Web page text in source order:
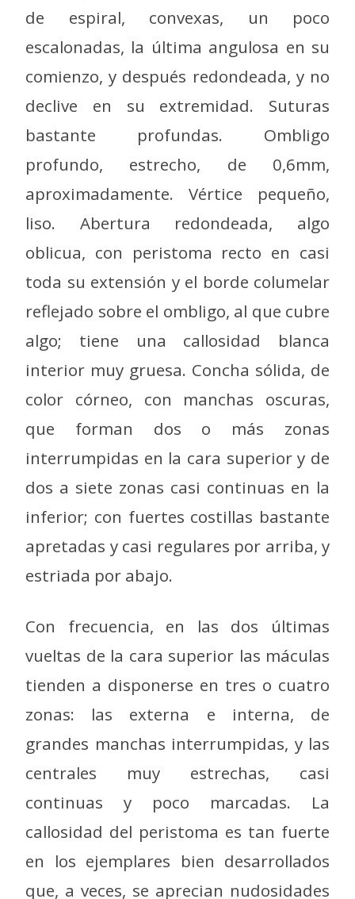
de espiral, convexas, un poco
escalonadas, la última angulosa en su
comienzo, y después redondeada, y no
declive en su extremidad. Suturas
bastante profundas. Ombligo
profundo, estrecho, de 0,6mm,
aproximadamente. Vértice pequeño,
liso. Abertura redondeada, algo
oblicua, con peristoma recto en casi
toda su extensión y el borde columelar
reflejado sobre el ombligo, al que cubre
algo; tiene una callosidad blanca
interior muy gruesa. Concha sólida, de
color córneo, con manchas oscuras,
que forman dos o más zonas
interrumpidas en la cara superior y de
dos a siete zonas casi continuas en la
inferior; con fuertes costillas bastante
apretadas y casi regulares por arriba, y
estriada por abajo.
Con frecuencia, en las dos últimas
vueltas de la cara superior las máculas
tienden a disponerse en tres o cuatro
zonas: las externa e interna, de
grandes manchas interrumpidas, y las
centrales muy estrechas, casi
continuas y poco marcadas. La
callosidad del peristoma es tan fuerte
en los ejemplares bien desarrollados
que, a veces, se aprecian nudosidades